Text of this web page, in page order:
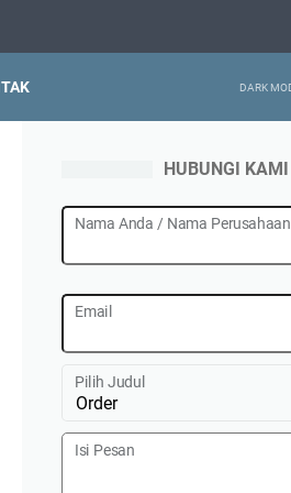
HUBUNGI KAMI
Nama Anda / Nama Perusahaan
Email
Pilih Judul
Isi Pesan